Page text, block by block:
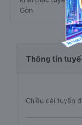
Gòn
Thông tin
Chiều dài tuyến